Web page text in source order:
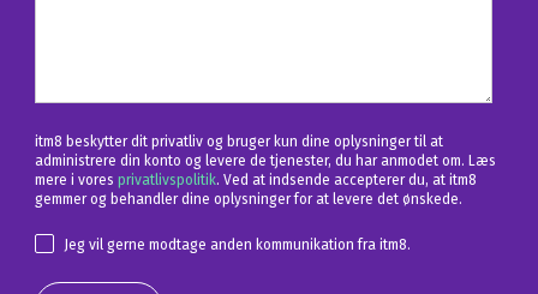
itm8 beskytter dit privatliv og bruger kun dine oplysninger til at
administrere din konto og levere de tjenester, du har anmodet om. Læs
mere i vores privatlivspolitik. Ved at indsende accepterer du, at itm8
gemmer og behandler dine oplysninger for at levere det ønskede.
Jeg vil gerne modtage anden kommunikation fra itm8.